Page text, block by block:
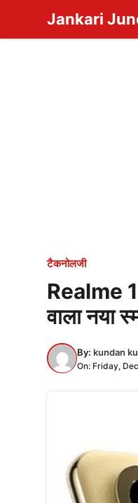
content
Jankari
टैकनोलजी
Realme
वाला नया
By: kundan
On: Friday,